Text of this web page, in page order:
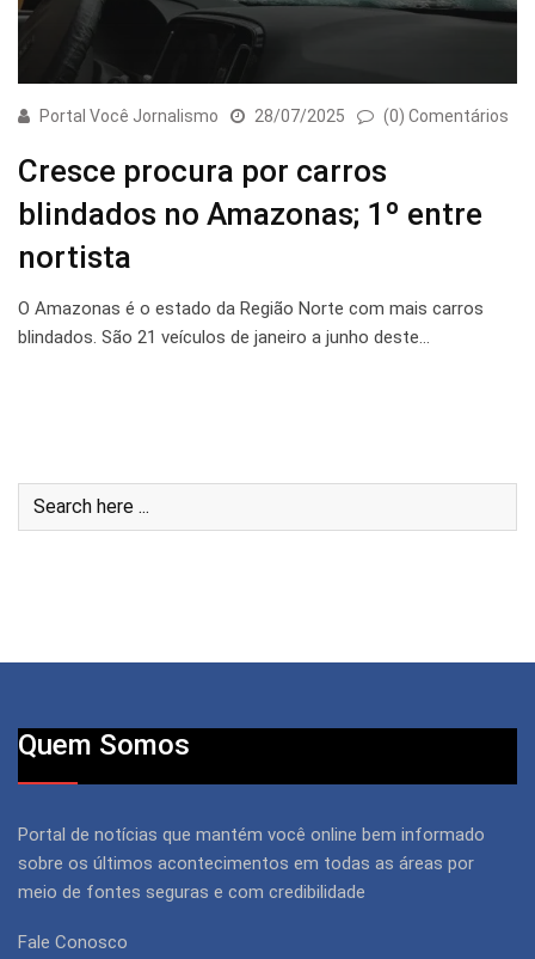
Portal Você Jornalismo 28/07/2025 (0) Comentários
Cresce procura por carros
blindados no Amazonas; 1º entre
nortista
O Amazonas é o estado da Região Norte com mais carros
blindados. São 21 veículos de janeiro a junho deste…
Quem Somos
Portal de notícias que mantém você online bem informado
sobre os últimos acontecimentos em todas as áreas por
meio de fontes seguras e com credibilidade
Fale Conosco